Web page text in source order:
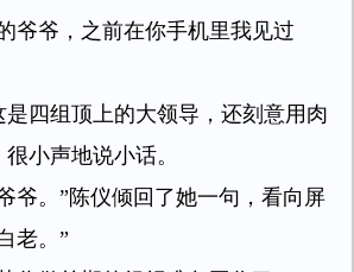
爷爷，之前在你手机里我见过
是四组顶上的大领导，还刻意用肉
小声地说小话。
爷。”陈仪倾回了她一句，看向屏
老。”